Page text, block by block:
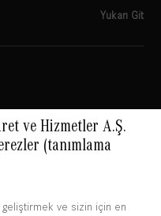
Yukarı Git
saklıdır (sağlayıcı)
ve Hizmetler A.Ş.
(tanımlama
ve sizin için en